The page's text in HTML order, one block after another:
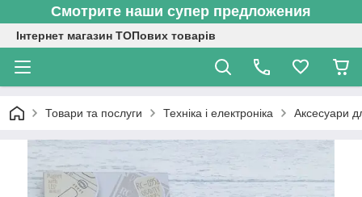
Смотрите наши супер предложения
Інтернет магазин ТОПових товарів
Товари та послуги Техніка і електроніка Аксесуари